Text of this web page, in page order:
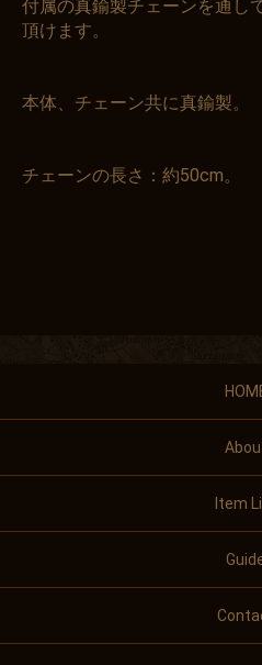
付属の真鍮製チェーンを通し
頂けます。
本体、チェーン共に真鍮製。
チェーンの長さ：約50cm。
Item